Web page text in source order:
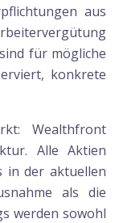
aus
für mögliche
konkrete
Wealthfront
Alle Aktien
in der aktuellen
als die
werden sowohl